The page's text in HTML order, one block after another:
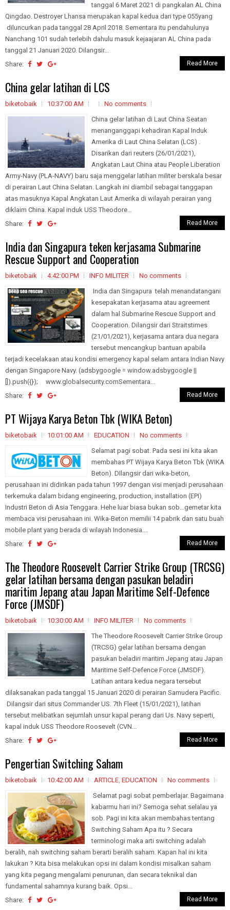
tanggal 6 Maret 2021 di pangkalan AL China
Qingdao. Destroyer Lhansa merupakan kapal kedua dari type 055yang
diluncurkan pada tanggal 28 April 2018. Sementara itu pendahulunya
Nanchang 101 sudah terlebih dahulu masuk kejaajaran AL China pada
tanggal 21 Januari 2020. Dilangsir...
Share:
Read More
China gelar latihan di LCS
biketobaik 10:37:00 AM
No comments
China gelar latihan di Laut China Seatan
menanganggapi kehadiran Kapal Induk
Amerika di Laut China Selatan (LCS) .
Disarikan dari reuters (26/01/2021),
Angkatan Laut China atau People Liberation
Army-Navy (PLA-NAVY) baru saja menggelar latihan militer berskala besar
di perairan Laut China Selatan. Langkah ini diambil sebagai tanggapan
atas masuknya Kapal Angkatan Laut Amerika di wilayah perairan yang
diklaim China. Kapal induk USS Theodore...
Share:
Read More
India dan Singapura teken kerjasama Submarine
Rescue Support and Cooperation
biketobaik 4:42:00 PM INFO MILITER
No comments
India dan Singapura telah menandatangani
kesepakatan kerjasama atau agreement
dalam hal Submarine Rescue Support and
Cooperation. Dilangsir dari Straitstimes
(21/01/2021), kerjasama antara dua negara
tersebut mencangkup bantuan apabila
terjadi kecelakaan atau kondisi emergency kapal selam antara Indian Navy
dengan Singapore Navy. (adsbygoogle = window.adsbygoogle ||
[]).push({}); www.globalsecurity.comSementara...
Share:
Read More
PT Wijaya Karya Beton Tbk (WIKA Beton)
biketobaik 10:01:00 AM EDUCATION
No comments
Selamat pagi sobat. Pada sesi ini kita akan
membahas PT Wijaya Karya Beton Tbk (WIKA
Beton). DIlangsir dari wika-beton,
perusahaan ini didirikan pada tahun 1997 dengan visi menjadi perusahaan
terkemuka dalam bidang engineering, production, installation (EPI)
Industri Beton di Asia Tenggara. Hehe luar biasa bukan sob…gemetar kita
membaca visi perusahaan ini. Wika-Beton memilii 14 pabrik dan satu buah
mobile plant yang berada di wilayah Indonesia....
Share:
Read More
The Theodore Roosevelt Carrier Strike Group (TRCSG)
gelar latihan bersama dengan pasukan beladiri
maritim Jepang atau Japan Maritime Self-Defence
Force (JMSDF)
biketobaik 10:30:00 AM INFO MILITER
No comments
The Theodore Roosevelt Carrier Strike Group
(TRCSG) gelar latihan bersama dengan
pasukan beladiri maritim Jepang atau Japan
Maritime Self-Defence Force (JMSDF).
Latihan antara kedua negara tersebut
dilaksanakan pada tanggal 15 Januari 2020 di perairan Samudera Pacific.
Dilangsir dari situs Commander US. 7th Fleet (15/01/2021), latihan
tersebut melibatkan sejumlah unsur kapal perang dari Us. Navy seperti,
kapal induk USS Theodore Roosevelt (CVN...
Share:
Read More
Pengertian Switching Saham
biketobaik 10:42:00 AM ARTICLE, EDUCATION
No comments
Selamat pagi sobat pemberlajar. Bagaimana
kabarmu hari ini? Semoga sehat selalau ya
sob. Pagi ini kita akan membahas tentang
Switching Saham Apa itu ? Secara
terminologi maka arti switching adalah
beralih, nah switching saham berarti beralih saham. Kapan hal ini kita
lakukan ? Kita bisa melakukan opsi ini dalam kondisi misalkan saham
yang kita pegang mengalami penurunan, dan secara teknikal dan
fundamental sahamnya kurang baik. Opsi...
Share:
Read More